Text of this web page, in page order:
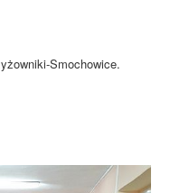
Smochowice.